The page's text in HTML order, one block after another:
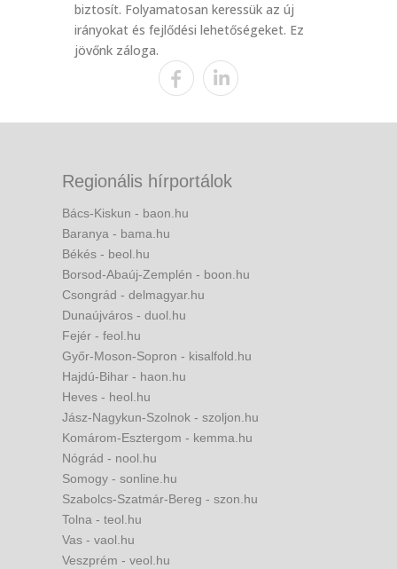
biztosít. Folyamatosan keressük az új
irányokat és fejlődési lehetőségeket. Ez
jövőnk záloga.
Regionális hírportálok
Bács-Kiskun - baon.hu
Baranya - bama.hu
Békés - beol.hu
Borsod-Abaúj-Zemplén - boon.hu
Csongrád - delmagyar.hu
Dunaújváros - duol.hu
Fejér - feol.hu
Győr-Moson-Sopron - kisalfold.hu
Hajdú-Bihar - haon.hu
Heves - heol.hu
Jász-Nagykun-Szolnok - szoljon.hu
Komárom-Esztergom - kemma.hu
Nógrád - nool.hu
Somogy - sonline.hu
Szabolcs-Szatmár-Bereg - szon.hu
Tolna - teol.hu
Vas - vaol.hu
Veszprém - veol.hu